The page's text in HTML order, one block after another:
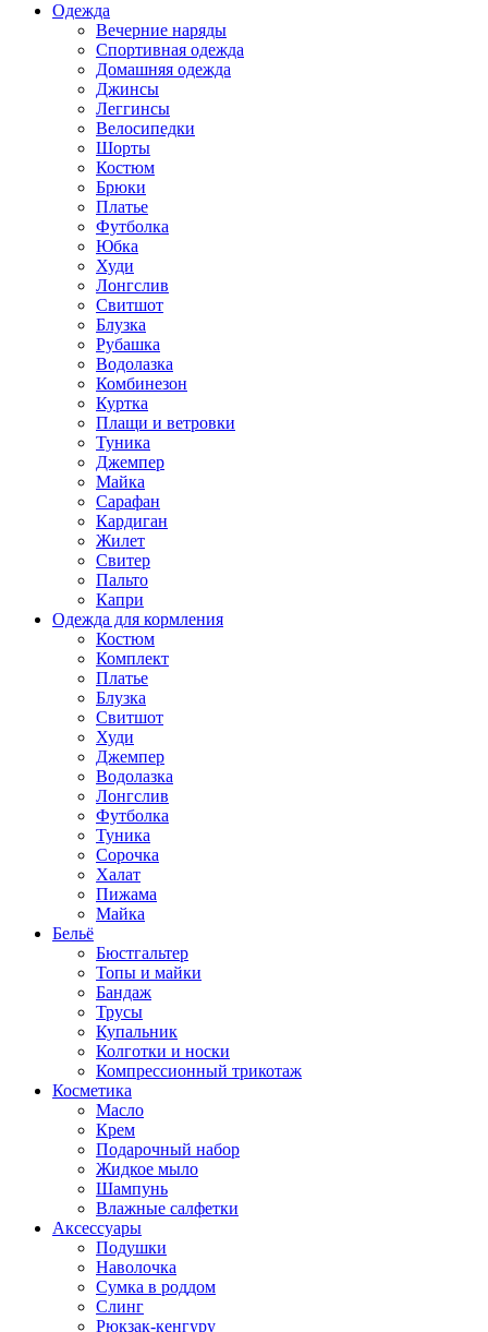
Одежда
Вечерние наряды
Спортивная одежда
Домашняя одежда
Джинсы
Леггинсы
Велосипедки
Шорты
Костюм
Брюки
Платье
Футболка
Юбка
Худи
Лонгслив
Свитшот
Блузка
Рубашка
Водолазка
Комбинезон
Куртка
Плащи и ветровки
Туника
Джемпер
Майка
Сарафан
Кардиган
Жилет
Свитер
Пальто
Капри
Одежда для кормления
Костюм
Комплект
Платье
Блузка
Свитшот
Худи
Джемпер
Водолазка
Лонгслив
Футболка
Туника
Сорочка
Халат
Пижама
Майка
Бельё
Бюстгальтер
Топы и майки
Бандаж
Трусы
Купальник
Колготки и носки
Компрессионный трикотаж
Косметика
Масло
Крем
Подарочный набор
Жидкое мыло
Шампунь
Влажные салфетки
Аксессуары
Подушки
Наволочка
Сумка в роддом
Cлинг
Рюкзак-кенгуру